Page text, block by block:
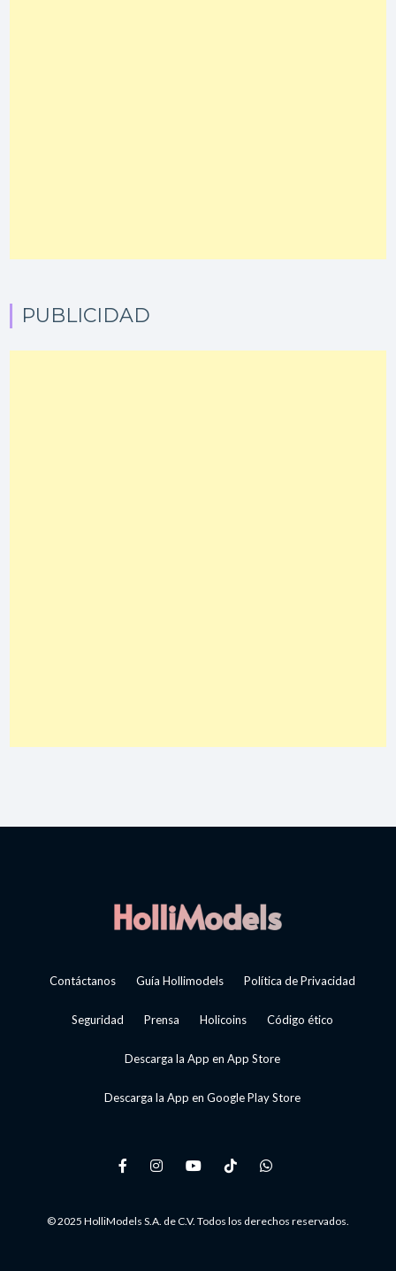
PUBLICIDAD
Contáctanos Guía Hollimodels Política de Privacidad
Seguridad Prensa Holicoins Código ético
Descarga la App en App Store
Descarga la App en Google Play Store
© 2025 HolliModels S.A. de C.V. Todos los derechos reservados.